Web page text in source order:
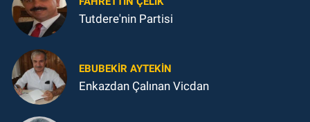
Tutdere'nin Partisi
EBUBEKIR AYTEKIN
Enkazdan Çalınan Vicdan